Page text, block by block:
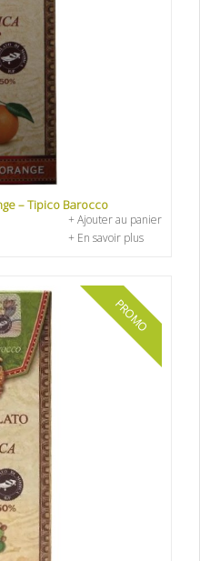
– Tipico Barocco
+ Ajouter au panier
+ En savoir plus
PROMO